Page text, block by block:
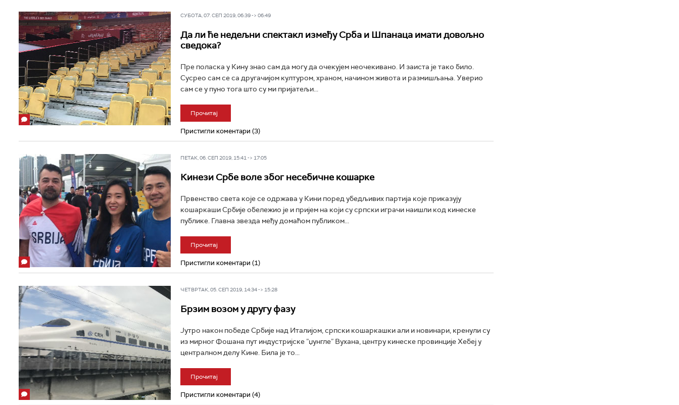
СУБОТА, 07. СЕП 2019, 06:39 -> 06:49
Да ли ће недељни спектакл између Срба и Шпанаца имати довољно
сведока?
Пре поласка у Кину знао сам да могу да очекујем неочекивано. И заиста је тако било.
Сусрео сам се са другачијом културом, храном, начином живота и размишљања. Уверио
сам се у пуно тога што су ми пријатељи...
Прочитај
Пристигли коментари (3)
ПЕТАК, 06. СЕП 2019, 15:41 -> 17:05
Кинези Србе воле због несебичне кошарке
Првенство света које се одржава у Кини поред убедљивих партија које приказују
кошаркаши Србије обележио је и пријем на који су српски играчи наишли код кинеске
публике. Главна звезда међу домаћом публиком...
Прочитај
Пристигли коментари (1)
ЧЕТВРТАК, 05. СЕП 2019, 14:34 -> 15:28
Брзим возом у другу фазу
Јутро након победе Србије над Италијом, српски кошаркашки али и новинари, кренули су
из мирног Фошана пут индустријске ”џунгле” Вухана, центру кинеске провинције Хебеј у
централном делу Кине. Била је то...
Прочитај
Пристигли коментари (4)